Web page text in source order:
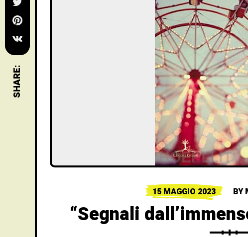
SHARE:
15 MAGGIO 2023 BY
“Segnali